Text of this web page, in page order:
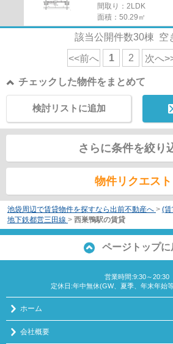
間取り：2LDK
面積：50.29㎡
該当公開件数30棟 空
<<前へ 1 2 次へ
チェックした物件をまとめて
検討リストに追加
さらに条件を絞り
物件リクエスト
池袋周辺で賃貸物件を探すなら出前不動産へ > (
地下鉄都営三田線 > 西巣鴨駅の賃貸
ページトップに
営業時間:9:30～20:30
定休日:年中無休(GW、夏季、年末年始
ホーム
会社概要